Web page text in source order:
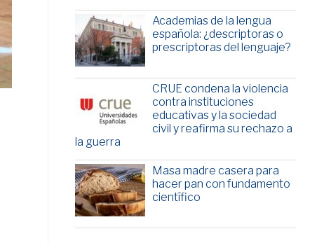
Academias de la lengua
española: ¿descriptoras o
prescriptoras del lenguaje?
CRUE condena la violencia
contra instituciones
educativas y la sociedad
civil y reafirma su rechazo a
la guerra
Masa madre casera para
hacer pan con fundamento
científico